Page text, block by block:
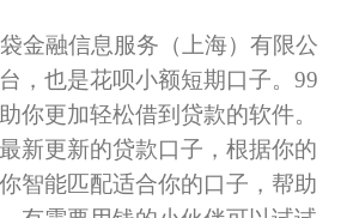
金融信息服务（上海）有限公
，也是花呗小额短期口子。 99
你更加轻松借到贷款的软件。
新更新的贷款口子，根据你的
智能匹配适合你的口子，帮助